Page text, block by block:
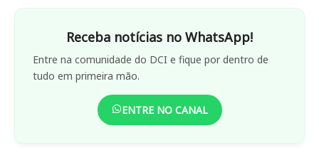
Receba notícias no WhatsApp!
Entre na comunidade do DCI e fique por dentro de
tudo em primeira mão.
ENTRE NO CANAL